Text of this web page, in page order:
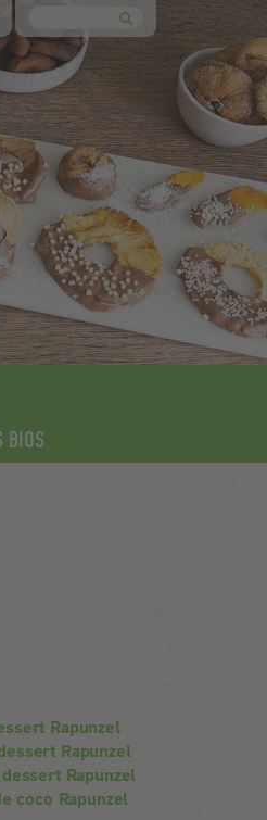
BIOS
Rapunzel
Rapunzel
Rapunzel
coco Rapunzel